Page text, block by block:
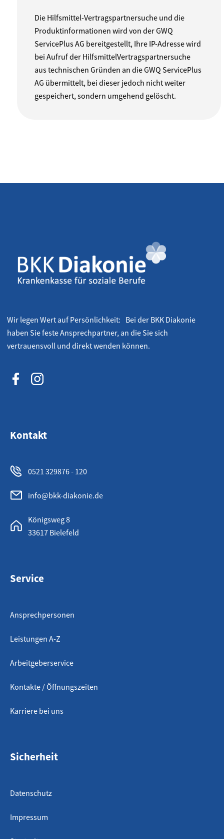
Die Hilfsmittel-Vertragspartnersuche und die
Produktinformationen wird von der GWQ
ServicePlus AG bereitgestellt, Ihre IP-Adresse wird
bei Aufruf der HilfsmittelVertragspartnersuche
aus technischen Gründen an die GWQ ServicePlus
AG übermittelt, bei dieser jedoch nicht weiter
gespeichert, sondern umgehend gelöscht.
Wir legen Wert auf Persönlichkeit: Bei der BKK Diakonie
haben Sie feste Ansprechpartner, an die Sie sich
vertrauensvoll und direkt wenden können.
Kontakt
0521 329876 - 120
info@bkk-diakonie.de
Königsweg 8
33617 Bielefeld
Service
Ansprechpersonen
Leistungen A-Z
Arbeitgeberservice
Kontakte / Öffnungszeiten
Karriere bei uns
Sicherheit
Datenschutz
Impressum